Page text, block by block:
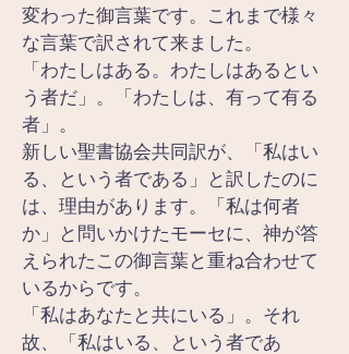
変わった御言葉です。これまで様々
な言葉で訳されて来ました。
「わたしはある。わたしはあるとい
う者だ」。「わたしは、有って有る
者」。
新しい聖書協会共同訳が、「私はい
る、という者である」と訳したのに
は、理由があります。「私は何者
か」と問いかけたモーセに、神が答
えられたこの御言葉と重ね合わせて
いるからです。
「私はあなたと共にいる」。それ
故、「私はいる、という者であ